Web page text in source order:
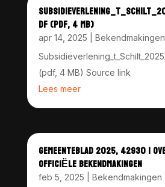
DF (PDF, 4 MB)
apr 14, 2025
Bekendmakingen
(pdf, 4 MB) Source link
Lees meer
GEMEENTEBLAD 2025, 42930 |
OFFICIËLE BEKENDMAKINGEN
feb 5, 2025
Bekendmakingen